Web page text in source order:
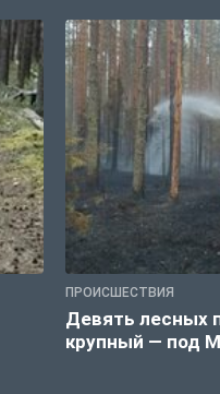
ПРОИСШЕСТВИЯ
Девять лесных
крупный — под